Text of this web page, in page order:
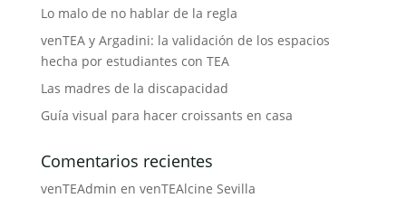
Lo malo de no hablar de la regla
venTEA y Argadini: la validación de los espacios
hecha por estudiantes con TEA
Las madres de la discapacidad
Guía visual para hacer croissants en casa
Comentarios recientes
venTEAdmin en venTEAlcine Sevilla